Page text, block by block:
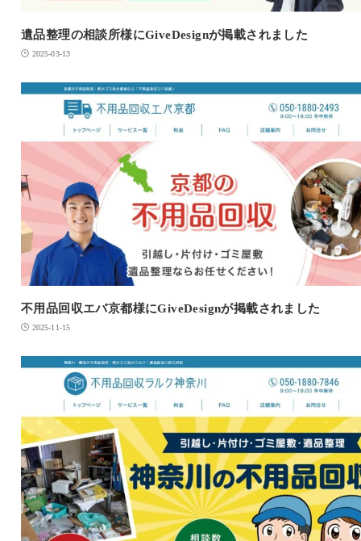
遺品整理の相談所様にGiveDesignが掲載されました
2025-03-13
不用品回収エバ京都様にGiveDesignが掲載されました
2025-11-15